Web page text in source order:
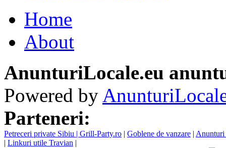
Home
About
AnunturiLocale.eu
Powered by
Parteneri:
Petreceri private Sibiu | Grill-Party.ro | Goblene de vanzare | Anunturi
| Linkuri utile Travian |